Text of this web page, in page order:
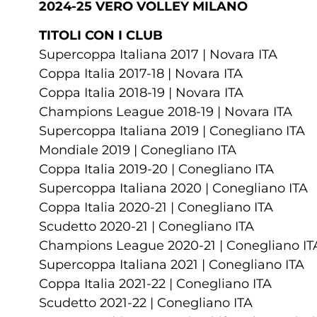
2024-25 VERO VOLLEY MILANO
TITOLI CON I CLUB
Supercoppa Italiana 2017 | Novara ITA
Coppa Italia 2017-18 | Novara ITA
Coppa Italia 2018-19 | Novara ITA
Champions League 2018-19 | Novara ITA
Supercoppa Italiana 2019 | Conegliano ITA
Mondiale 2019 | Conegliano ITA
Coppa Italia 2019-20 | Conegliano ITA
Supercoppa Italiana 2020 | Conegliano ITA
Coppa Italia 2020-21 | Conegliano ITA
Scudetto 2020-21 | Conegliano ITA
Champions League 2020-21 | Conegliano
Supercoppa Italiana 2021 | Conegliano ITA
Coppa Italia 2021-22 | Conegliano ITA
Scudetto 2021-22 | Conegliano ITA